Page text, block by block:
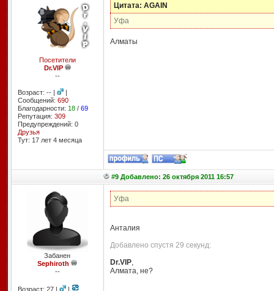
Посетители
Dr.VIP
--
Возраст: -- |
|
Сообщений: 690
Благодарности: 18/ 69
Репутация: 309
Предупреждений: 0
Друзья
Тут: 17 лет 4 месяцa
Цитата: AGAIN
Уфа
Алматы
#9 Добавлено: 26 октября 2011 16:57
Забанен
Sephiroth
--
Возраст: 27 | |
Уфа
Анталия
Добавлено спустя 29 секунд:
Dr.VIP,
Алмата, не?